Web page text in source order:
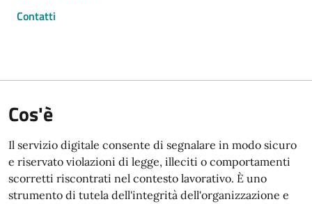
Contatti
Cos'è
Il servizio digitale consente di segnalare in modo sicuro
e riservato violazioni di legge, illeciti o comportamenti
scorretti riscontrati nel contesto lavorativo. È uno
strumento di tutela dell'integrità dell'organizzazione e